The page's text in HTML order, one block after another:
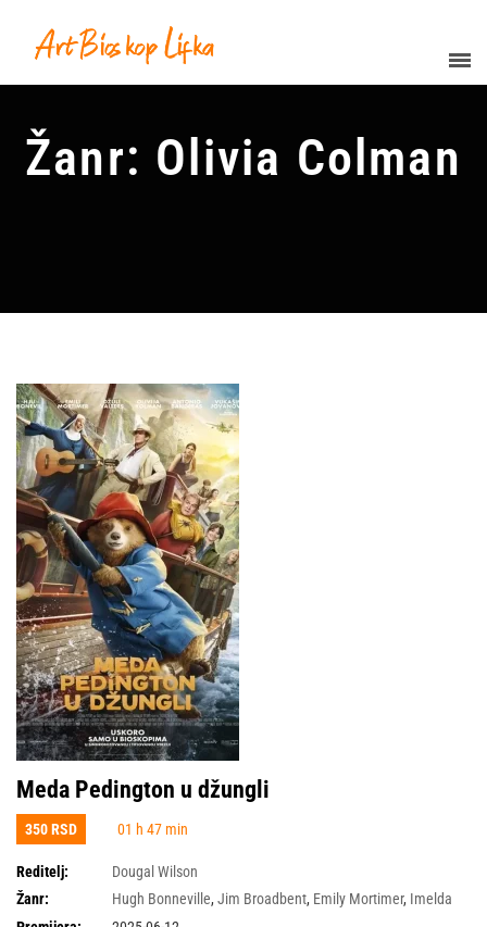
Žanr: Olivia Colman
Meda Pedington u džungli
350 RSD 01 h 47 min
Reditelj:
Dougal Wilson
Žanr:
Hugh Bonneville, Jim Broadbent, Emily Mortimer, Imelda